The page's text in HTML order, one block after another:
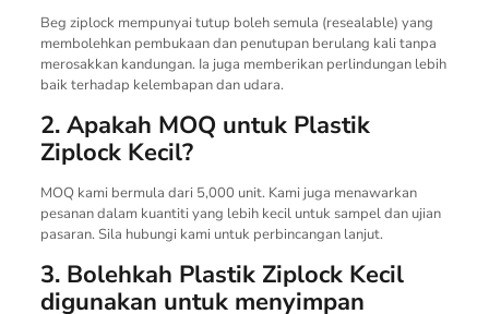
Beg ziplock mempunyai tutup boleh semula (resealable) yang
membolehkan pembukaan dan penutupan berulang kali tanpa
merosakkan kandungan. Ia juga memberikan perlindungan lebih
baik terhadap kelembapan dan udara.
2. Apakah MOQ untuk Plastik
Ziplock Kecil?
MOQ kami bermula dari 5,000 unit. Kami juga menawarkan
pesanan dalam kuantiti yang lebih kecil untuk sampel dan ujian
pasaran. Sila hubungi kami untuk perbincangan lanjut.
3. Bolehkah Plastik Ziplock Kecil
digunakan untuk menyimpan